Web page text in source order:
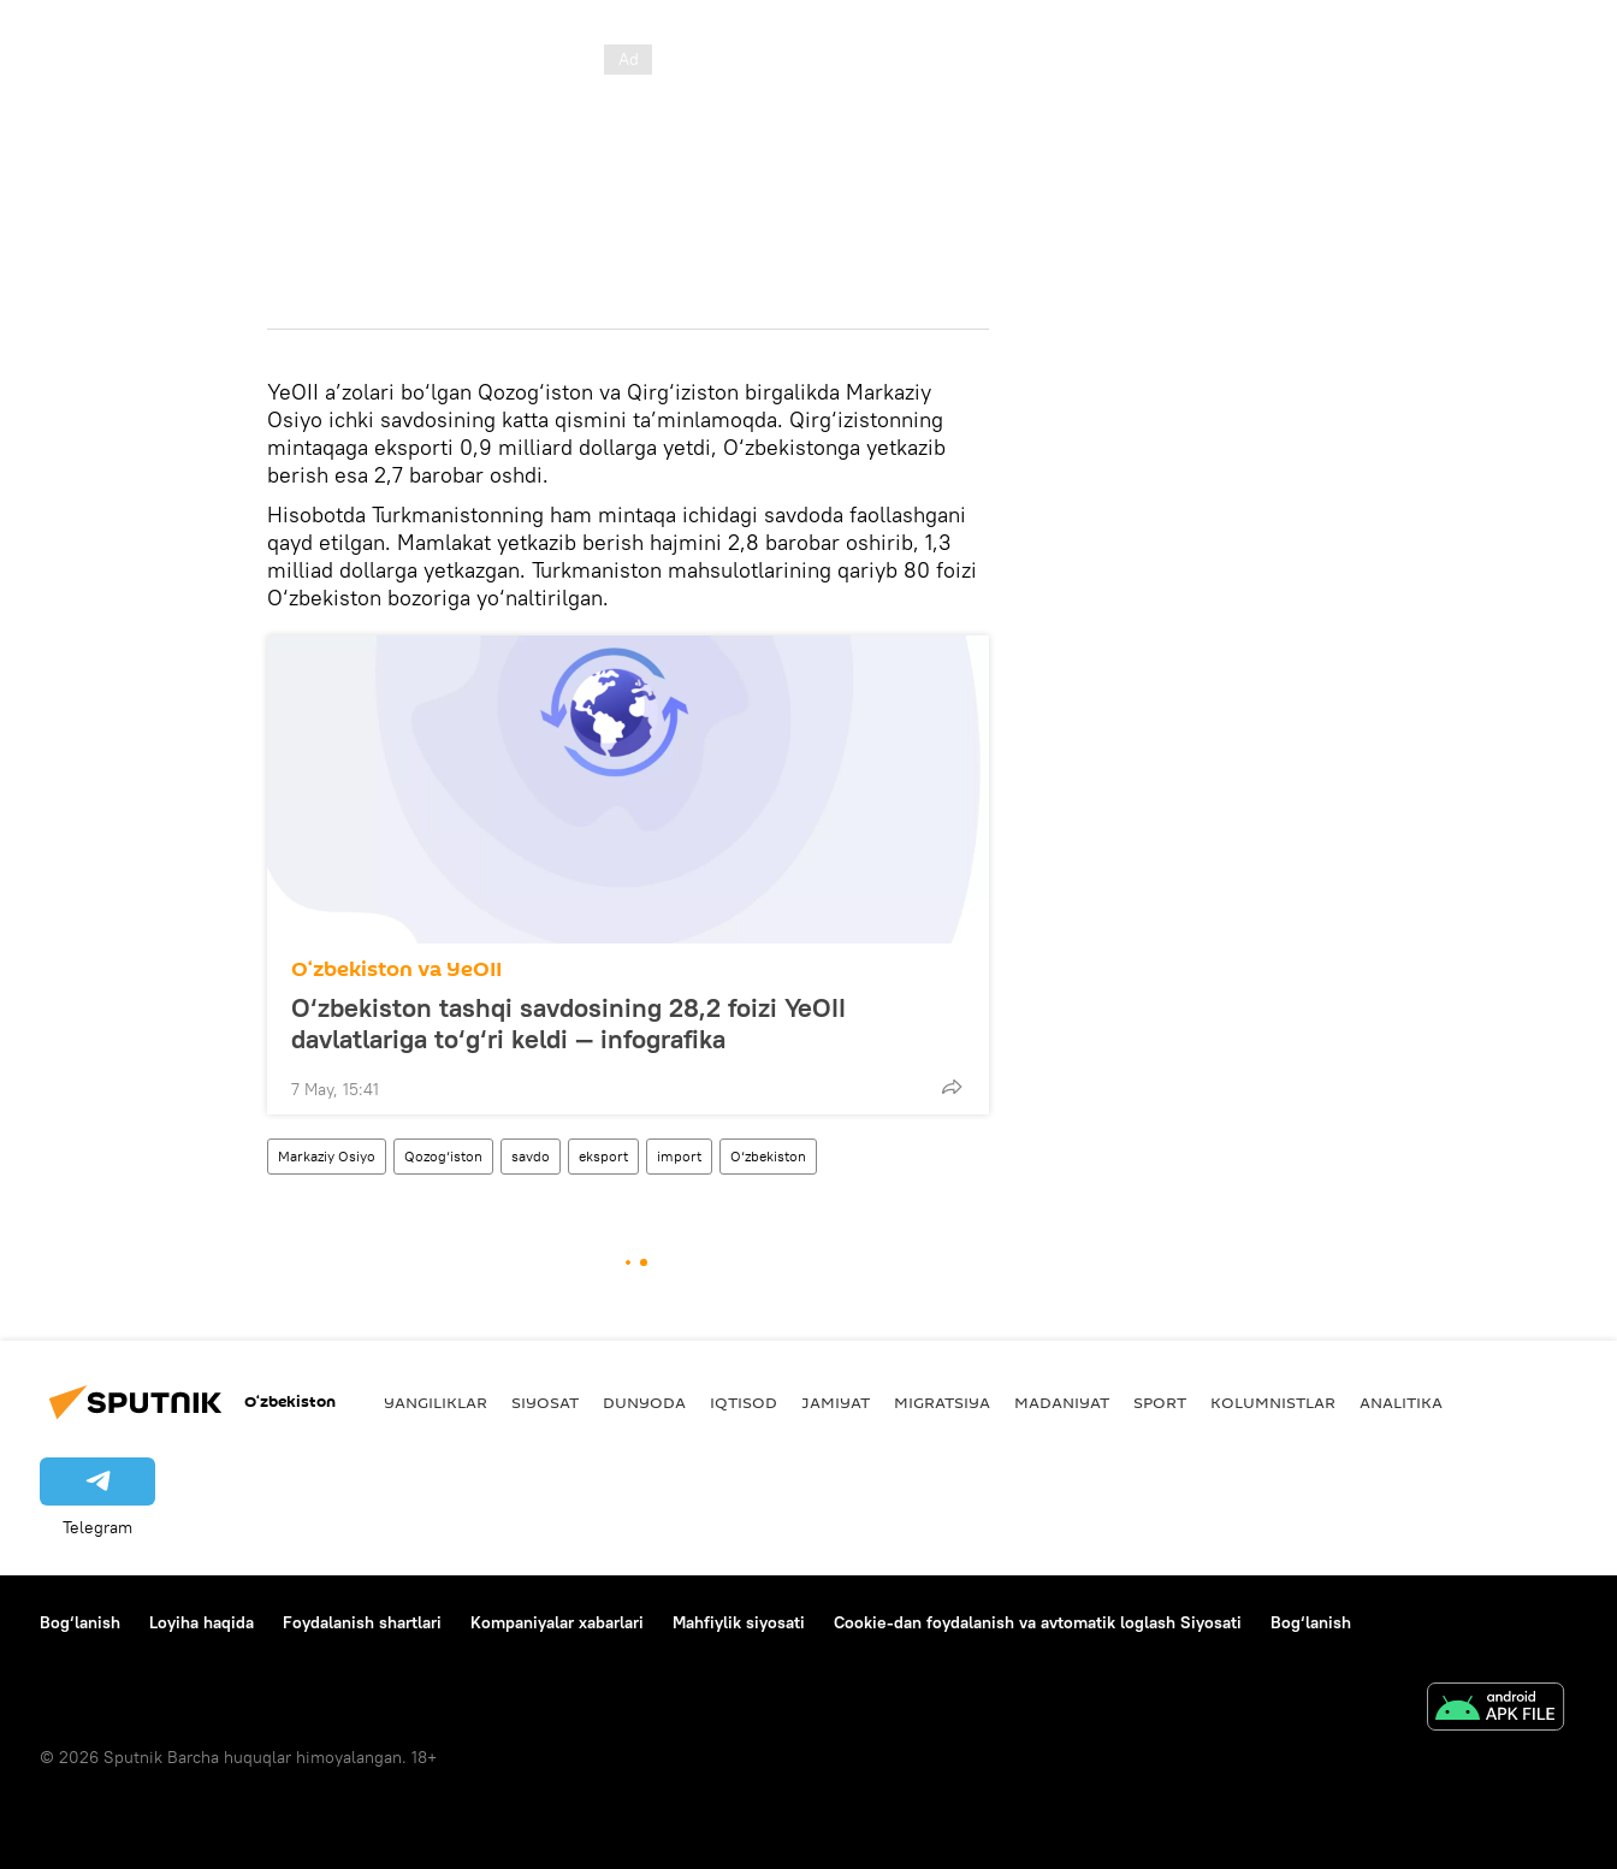
YeOII a’zolari bo‘lgan Qozog‘iston va Qirg‘iziston birgalikda Markaziy
Osiyo ichki savdosining katta qismini ta’minlamoqda. Qirg‘izistonning
mintaqaga eksporti 0,9 milliard dollarga yetdi, O‘zbekistonga yetkazib
berish esa 2,7 barobar oshdi.
Hisobotda Turkmanistonning ham mintaqa ichidagi savdoda faollashgani
qayd etilgan. Mamlakat yetkazib berish hajmini 2,8 barobar oshirib, 1,3
milliad dollarga yetkazgan. Turkmaniston mahsulotlarining qariyb 80 foizi
O‘zbekiston bozoriga yo‘naltirilgan.
O‘zbekiston va YeOII
O‘zbekiston tashqi savdosining 28,2 foizi YeOII
davlatlariga to‘g‘ri keldi — infografika
7 May, 15:41
Markaziy Osiyo Qozog‘iston savdo eksport import O‘zbekiston
O‘zbekiston YANGILIKLAR SIYOSAT DUNYODA IQTISOD JAMIYAT MIGRATSIYA MADANIYAT SPORT KOLUMNISTLAR ANALITIKA
Telegram
Bog‘lanish Loyiha haqida Foydalanish shartlari Kompaniyalar xabarlari Mahfiylik siyosati Cookie-dan foydalanish va avtomatik loglash Siyosati Bog‘lanish
© 2026 Sputnik Barcha huquqlar himoyalangan. 18+